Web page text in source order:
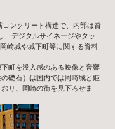
ンクリート構造で、内部は資
、デジタルサイネージやタッ
崎城や城下町等に関する資料
町を没入感のある映像と音響
礎石）は国内では岡崎城と姫
り、岡崎の街を見下ろせま